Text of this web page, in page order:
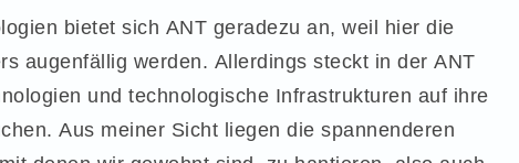
bietet sich ANT geradezu an, weil hier die
augenfällig werden. Allerdings steckt in der ANT
und technologische Infrastrukturen auf ihre
Aus meiner Sicht liegen die spannenderen